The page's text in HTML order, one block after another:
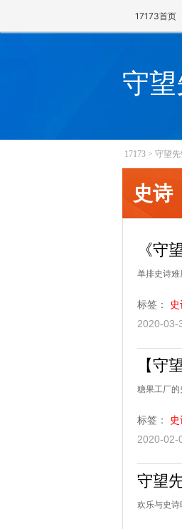
17173首页
守
17173 > 守望先
史诗
《守
单排史诗难
标签：
2020-03-
【守
糖果工厂
标签：
2020-02-
守望
欢乐与史诗